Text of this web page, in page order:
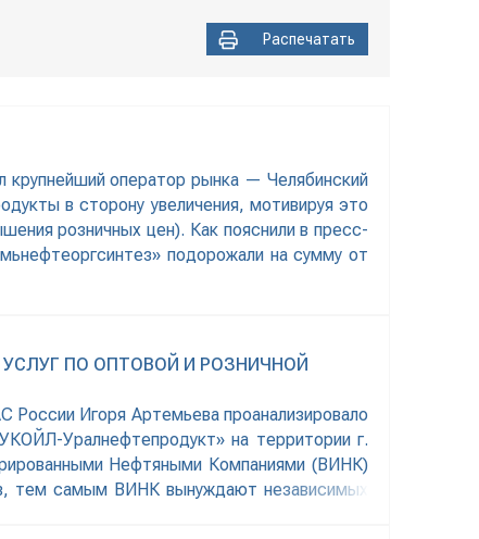
Распечатать
крупнейший оператор рынка — Челябинский
в сторону увеличения, мотивируя это
розничных цен). Как пояснили в пресс-
подорожали на сумму от
ПО ОПТОВОЙ И РОЗНИЧНОЙ
России Игоря Артемьева проанализировало
Уралнефтепродукт» на территории г.
Нефтяными Компаниями (ВИНК)
тем самым ВИНК вынуждают независимых